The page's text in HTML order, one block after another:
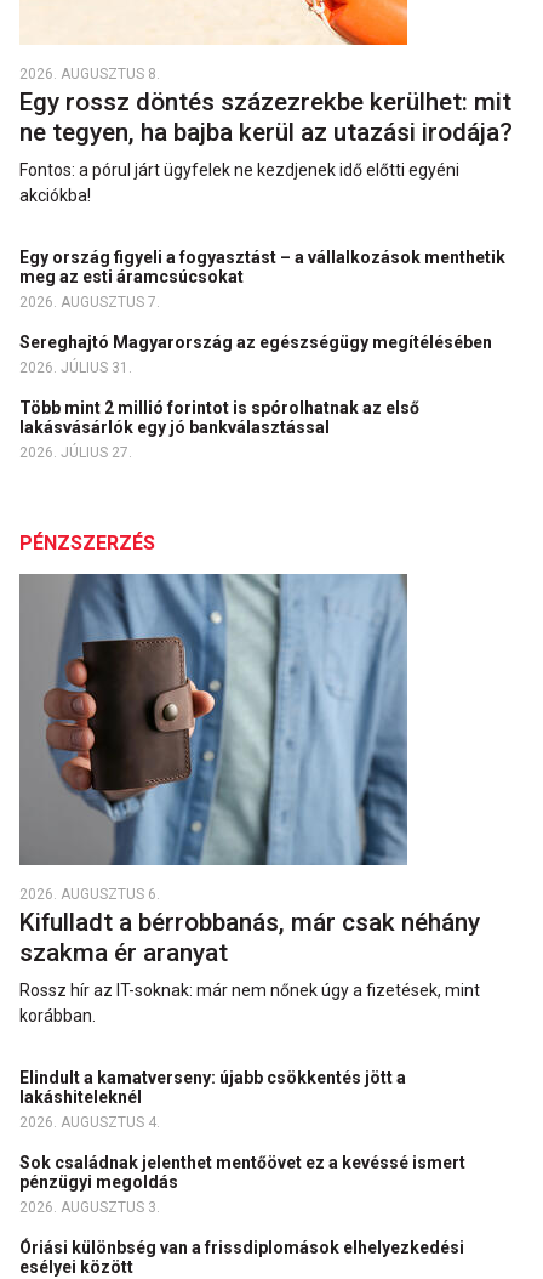
2026. AUGUSZTUS 8.
Egy rossz döntés százezrekbe kerülhet: mit
ne tegyen, ha bajba kerül az utazási irodája?
Fontos: a pórul járt ügyfelek ne kezdjenek idő előtti egyéni
akciókba!
Egy ország figyeli a fogyasztást – a vállalkozások menthetik
meg az esti áramcsúcsokat
2026. AUGUSZTUS 7.
Sereghajtó Magyarország az egészségügy megítélésében
2026. JÚLIUS 31.
Több mint 2 millió forintot is spórolhatnak az első
lakásvásárlók egy jó bankválasztással
2026. JÚLIUS 27.
PÉNZSZERZÉS
2026. AUGUSZTUS 6.
Kifulladt a bérrobbanás, már csak néhány
szakma ér aranyat
Rossz hír az IT-soknak: már nem nőnek úgy a fizetések, mint
korábban.
Elindult a kamatverseny: újabb csökkentés jött a
lakáshiteleknél
2026. AUGUSZTUS 4.
Sok családnak jelenthet mentőövet ez a kevéssé ismert
pénzügyi megoldás
2026. AUGUSZTUS 3.
Óriási különbség van a frissdiplomások elhelyezkedési
esélyei között